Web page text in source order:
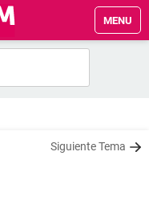
MENU
Siguiente Tema